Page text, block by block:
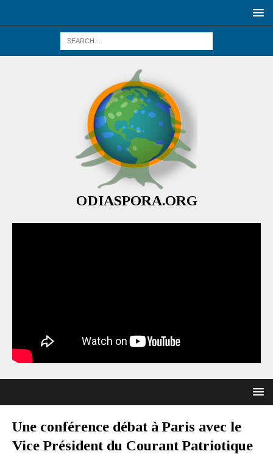
ODIASPORA.ORG
Une conférence débat à Paris avec le
Vice Président du Courant Patriotique